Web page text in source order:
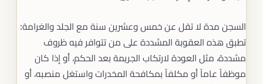
السجن مدة لا تقل عن خمس وعشرين سنة مع الجلد والغرامة:
تطبق هذه العقوبة المشددة على من تتوافر فيه ظروف
مشددة، مثل العودة لارتكاب الجريمة بعد الحكم، أو إذا كان
موظفاً عاماً أو مكلفاً بمكافحة المخدرات واستغل منصبه، أو